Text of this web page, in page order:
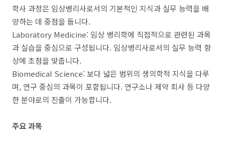
학사 과정은 임상병리사로서의 기본적인 지식과 실무 능력을 배
양하는 데 중점을 둡니다.
Laboratory Medicine: 임상 병리학에 직접적으로 관련된 과목
과 실습을 중심으로 구성됩니다. 임상병리사로서의 실무 능력 향
상에 초점을 맞춥니다.
Biomedical Science: 보다 넓은 범위의 생의학적 지식을 다루
며, 연구 중심의 과목이 포함됩니다. 연구소나 제약 회사 등 다양
한 분야로의 진출이 가능합니다.
주요 과목